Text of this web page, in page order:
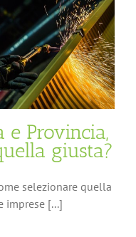
e Provincia,
giusta?
selezionare quella
imprese [...]